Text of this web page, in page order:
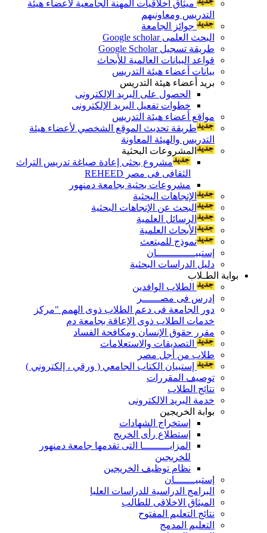
ميثاق أخلاقيات المهنة الجامعية لأعضاء هيئة
التدريس ومعاونيهم
جوائز الجامعة
البحث العلمى Google scholar
طريقة تسجيل Google Scholar
قواعد البيانات العالمية للأبحاث
بيانات أعضاء هيئة التدريس
بريد أعضاء هيئة التدريس
الحصول على البريد الإلكترونى
خطوات تفعيل البريد الإلكترونى
مواقع أعضاء هيئة التدريس
طريقة تحديث الموقع الشخصي لأعضاء هيئة
التدريس والهيئة المعاونة
المشروعات البحثية
مشروع بحثى إعادة صياغة تدريس التراث
الثقافى فى مصر REHEED
مشروعات بحثية بجامعة دمنهور
الإتجاهات البحثية
البحث عن الإتجاهات البحثية
الرسائل العلمية
الأبحاث العلمية
نموذج للمبتعث
إستبيـــــــــــــان
دليل الدراسات البحثية
بوابة الطـلاب
الطلاب الوافدين
إدرس فى مصــــــر
دور الجامعة فى دعم الطلاب ذوى الهمم "مركز
خدمات الطلاب ذوى الإعاقة بجامعة دم
مقرر حقوق الإنسان ومكافحة الفساد
التصديقات والاستعلامات
طلاب من أجل مصر
إستبيان الكتاب الجامعي ( ورقي ، إلكتروني )
توصيف المقررات
نتائج الطلاب
خدمة البريد الالكترونى
بوابة الخريجين
إستخراج الشهادات
إستطلاع رأى الخريج
المزايـــــــــا التى تقدمها جامعة دمنهور
للخريجين
نظام توظيف الخريجين
إستبيـــــــان
البرامج الدراسية للدراسات العليا
الميثاق الاخلاقى للطالب
نتائج التعليم المفتوح
التعليم المدمج